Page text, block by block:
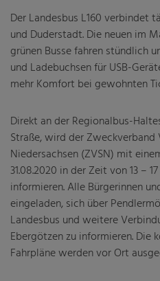
Niedersächsisches
Verbandsordnung
Fahrgastbeirat
Gesetze
Nahverkehrsplan
Veröffentlichungen
Der Landesbus L160 verbindet
und Duderstadt. Die neuen im
grünen Busse fahren stündlich
und Ladebuchsen für USB-
mehr Komfort bei gewohnten
Direkt an der Regionalbus-
Straße, wird der Zweckverband
Niedersachsen (ZVSN) mit
31.08.2020 in der Zeit von 13 –
informieren. Alle Bürgerinnen
eingeladen, sich über
Landesbus und weitere
Ebergötzen zu informieren. Die
Fahrpläne werden vor Ort